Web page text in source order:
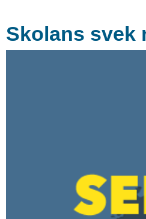
Skolans svek